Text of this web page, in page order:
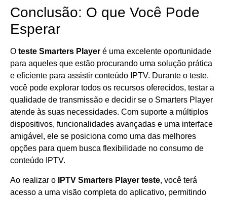
Conclusão: O que Você Pode
Esperar
O teste Smarters Player é uma excelente oportunidade
para aqueles que estão procurando uma solução prática
e eficiente para assistir conteúdo IPTV. Durante o teste,
você pode explorar todos os recursos oferecidos, testar a
qualidade de transmissão e decidir se o Smarters Player
atende às suas necessidades. Com suporte a múltiplos
dispositivos, funcionalidades avançadas e uma interface
amigável, ele se posiciona como uma das melhores
opções para quem busca flexibilidade no consumo de
conteúdo IPTV.
Ao realizar o IPTV Smarters Player teste, você terá
acesso a uma visão completa do aplicativo, permitindo